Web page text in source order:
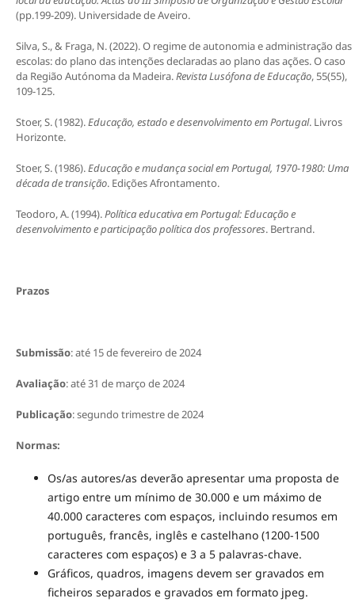
(pp.199-209). Universidade de Aveiro.
Silva, S., & Fraga, N. (2022). O regime de autonomia e administração das
escolas: do plano das intenções declaradas ao plano das ações. O caso
da Região Autónoma da Madeira.Revista Lusófona de Educação, 55(55),
109-125.
Stoer, S. (1982).Educação, estado e desenvolvimento em Portugal. Livros
Horizonte.
Stoer, S. (1986).Educação e mudança social em Portugal, 1970-1980: Uma
década de transição. Edições Afrontamento.
Teodoro, A. (1994).Política educativa em Portugal: Educação e
desenvolvimento e participação política dos professores. Bertrand.
Prazos
Submissão: até 15 de fevereiro de 2024
Avaliação: até 31 de março de 2024
Publicação: segundo trimestre de 2024
Normas:
Os/as autores/as deverão apresentar uma proposta de
artigo entre um mínimo de 30.000 e um máximo de
40.000 caracteres com espaços, incluindo resumos em
português, francês, inglês e castelhano (1200-1500
caracteres com espaços) e 3 a 5 palavras-chave.
Gráficos, quadros, imagens devem ser gravados em
ficheiros separados e gravados em formato jpeg.